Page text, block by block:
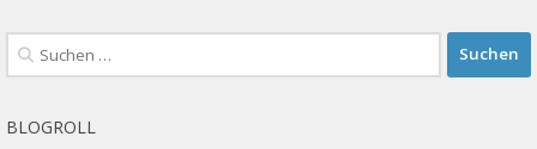
Suchen
nach:
BLOGROLL